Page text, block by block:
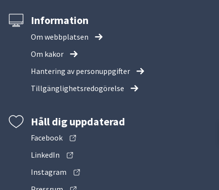
Information
Om webbplatsen
Om kakor
Hantering av personuppgifter
Tillgänglighetsredogörelse
Håll dig uppdaterad
Facebook
LinkedIn
Instagram